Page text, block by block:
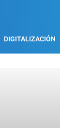
DIGITALIZACIÓN